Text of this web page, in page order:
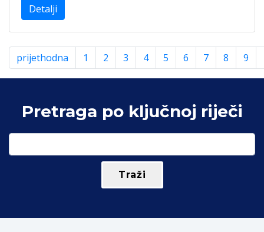
Detalji
prijethodna 1 2 3 4 5 6 7 8 9
Pretraga po ključnoj riječi